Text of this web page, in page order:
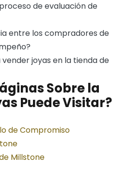
de evaluación de
entre los compradores de
joyas en la tienda de
Sobre la
Puede Visitar?
de Compromiso
Millstone